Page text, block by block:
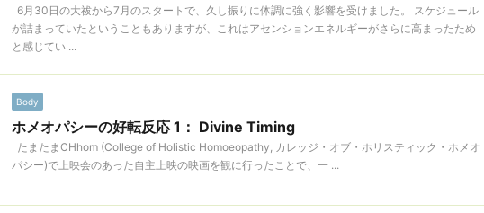
6月30日の大祓から7月のスタートで、久し振りに体調に強く影響を受けました。 スケジュール
が詰まっていたということもありますが、これはアセンションエネルギーがさらに高まったため
と感じてい ...
Body
ホメオパシーの好転反応 1： Divine Timing
たまたまCHhom (College of Holistic Homoeopathy, カレッジ・オブ・ホリスティック・ホメオ
パシー)で上映会のあった自主上映の映画を観に行ったことで、一 ...